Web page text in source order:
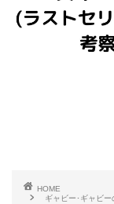
HOME
ギャビー･ギャビ